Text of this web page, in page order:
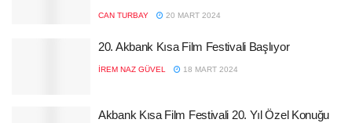
CAN TURBAY 20 MART 2024
20. Akbank Kısa Film Festivali Başlıyor
İREM NAZ GÜVEL 18 MART 2024
Akbank Kısa Film Festivali 20. Yıl Özel Konuğu